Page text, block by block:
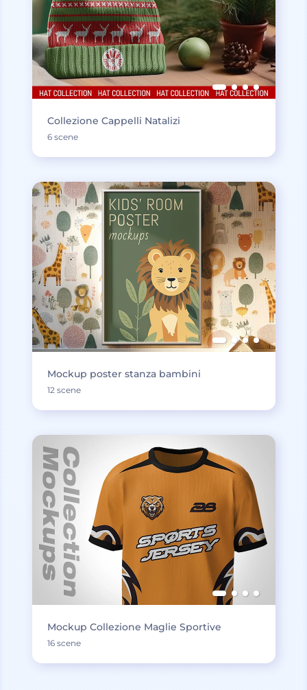
Collezione Cappelli Natalizi
6 scene
Mockup poster stanza bambini
12 scene
Mockup Collezione Maglie Sportive
16 scene